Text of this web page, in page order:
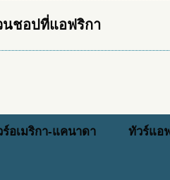
นชอปที่แอฟริกา
ร์อเมริกา-แคนาดา ทัวร์แอ